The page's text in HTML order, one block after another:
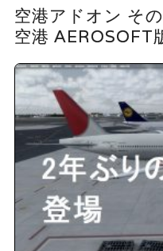
空港アドオン そ
空港 AEROSOFT